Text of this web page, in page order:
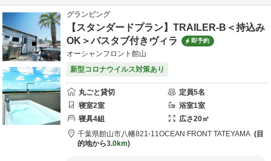
グランピング
【スタンダードプラン】TRAILER-B＜持込み
OK＞バスタブ付きヴィラ
即予約
オーシャンフロント館山
新型コロナウイルス対策あり
丸ごと貸切 定員5名
寝室2室 浴室1室
寝具4組 広さ20㎡
千葉県館山市八幡821-11OCEAN FRONT TATEYAMA
目
的地から3.0km